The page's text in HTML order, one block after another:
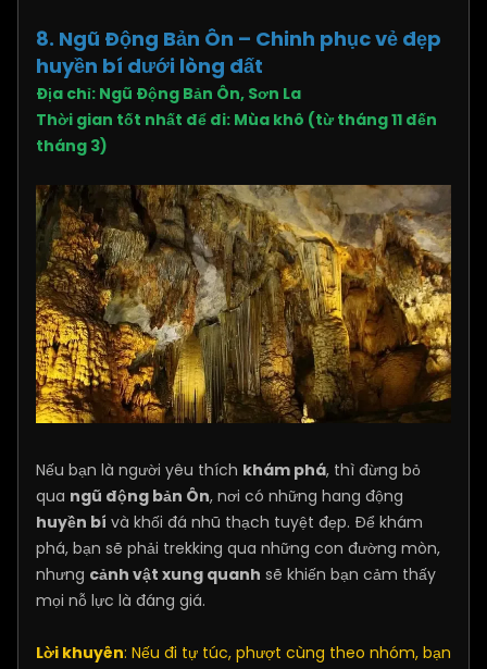
8. Ngũ Động Bản Ôn – Chinh phục vẻ đẹp
huyền bí dưới lòng đất
Địa chỉ: Ngũ Động Bản Ôn, Sơn La
Thời gian tốt nhất để đi: Mùa khô (từ tháng 11 đến
tháng 3)
Nếu bạn là người yêu thích khám phá, thì đừng bỏ
qua ngũ động bản Ôn, nơi có những hang động
huyền bí và khối đá nhũ thạch tuyệt đẹp. Để khám
phá, bạn sẽ phải trekking qua những con đường mòn,
nhưng cảnh vật xung quanh sẽ khiến bạn cảm thấy
mọi nỗ lực là đáng giá.
Lời khuyên: Nếu đi tự túc, phượt cùng theo nhóm, bạn